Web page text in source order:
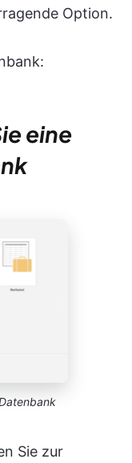
Option.
eine
Sie zur